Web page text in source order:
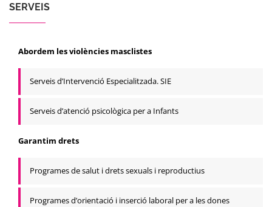
SERVEIS
Abordem les violències masclistes
Serveis d’Intervenció Especialitzada. SIE
Serveis d’atenció psicològica per a Infants
Garantim drets
Programes de salut i drets sexuals i reproductius
Programes d’orientació i inserció laboral per a les dones